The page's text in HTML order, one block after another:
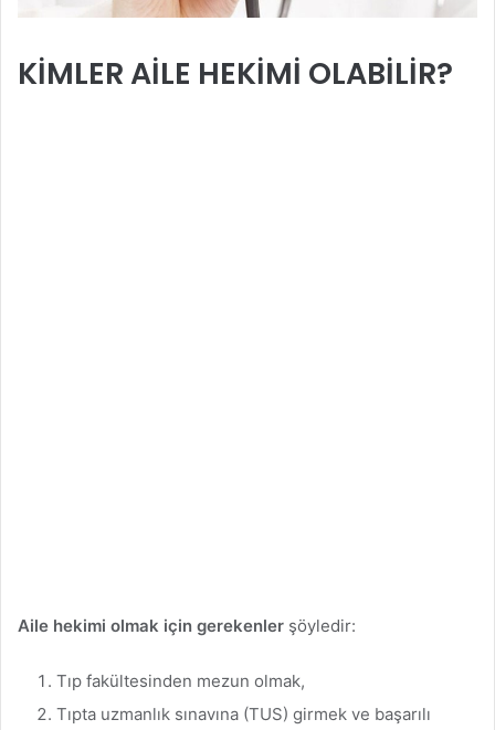
KİMLER AİLE HEKİMİ OLABİLİR?
Aile hekimi olmak için gerekenler şöyledir:
Tıp fakültesinden mezun olmak,
Tıpta uzmanlık sınavına (TUS) girmek ve başarılı